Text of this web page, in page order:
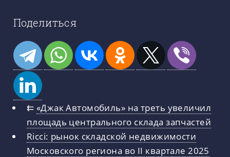
Поделиться
⇇ «Джак Автомобиль» на треть увеличил
площадь центрального склада запчастей
Ricci: рынок складской недвижимости
Московского региона во II квартале 2025